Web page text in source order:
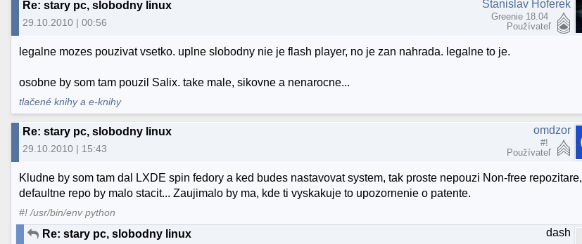
Re: stary pc, slobodny linux
29.10.2010 | 00:56
Stanislav Hoferek
Greenie 18.04
Používateľ
legalne mozes pouzivat vsetko. uplne slobodny nie je flash player, no je zan nahrada. legalne to je.
osobne by som tam pouzil Salix. take male, sikovne a nenarocne...
tlačené knihy a e-knihy
Re: stary pc, slobodny linux
29.10.2010 | 15:43
omdzor
#!
Používateľ
Kludne by som tam dal LXDE spin fedory a ked budes nastavovat system, tak proste nepouzi Non-free repozitare,
defaultne repo by malo stacit... Zaujimalo by ma, kde ti vyskakuje to upozornenie o patente.
#! /usr/bin/env python
Re: stary pc, slobodny linux dash